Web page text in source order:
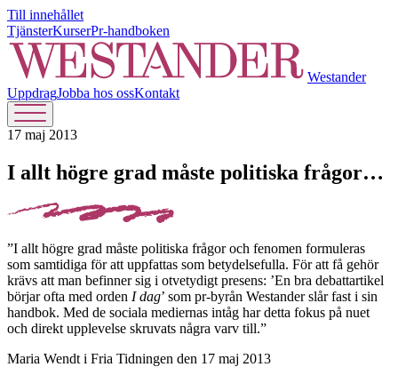
Till innehållet
TjänsterKurserPr-handboken
Westander
UppdragJobba hos ossKontakt
17 maj 2013
I allt högre grad måste politiska frågor…
”I allt högre grad måste politiska frågor och fenomen formuleras
som samtidiga för att uppfattas som betydelsefulla. För att få gehör
krävs att man befinner sig i otvetydigt presens: ’En bra debattartikel
börjar ofta med orden I dag’ som pr-byrån Westander slår fast i sin
handbok. Med de sociala mediernas intåg har detta fokus på nuet
och direkt upplevelse skruvats några varv till.”
Maria Wendt i Fria Tidningen den 17 maj 2013